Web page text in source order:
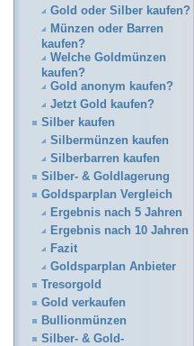
Gold oder Silber kaufen?
Münzen oder Barren
kaufen?
Welche Goldmünzen
kaufen?
Gold anonym kaufen?
Jetzt Gold kaufen?
Silber kaufen
Silbermünzen kaufen
Silberbarren kaufen
Silber- & Goldlagerung
Goldsparplan Vergleich
Ergebnis nach 5 Jahren
Ergebnis nach 10 Jahren
Fazit
Goldsparplan Anbieter
Tresorgold
Gold verkaufen
Bullionmünzen
Silber- & Gold-